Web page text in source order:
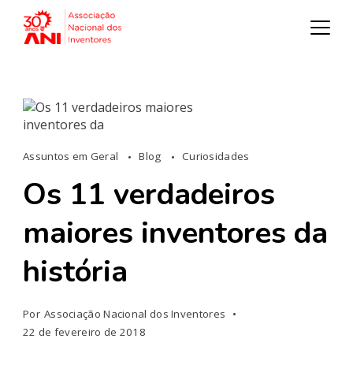
Assuntos em Geral Blog Curiosidades
Os 11 verdadeiros
maiores inventores da
história
Por Associação Nacional dos Inventores
22 de fevereiro de 2018